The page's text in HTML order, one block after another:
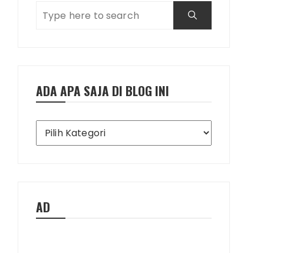
ADA APA SAJA DI BLOG INI
Ada
Apa
AD